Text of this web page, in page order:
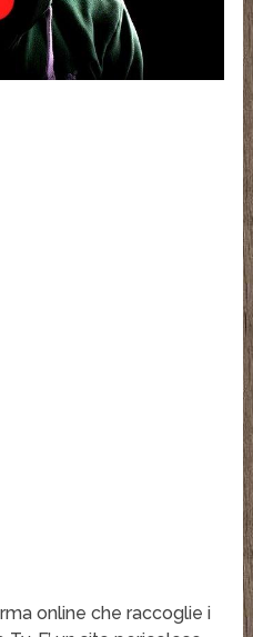
online che raccoglie i